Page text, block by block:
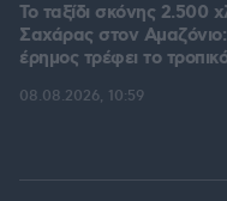
Το ταξίδι σκόνης 2.500
Σαχάρας στον
έρημος τρέφει το
08.08.2026, 10:59